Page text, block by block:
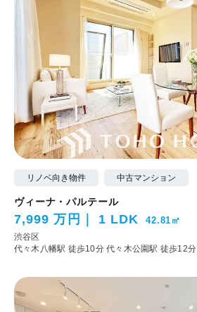
リノベ向き物件 中古マンション
ヴィーナ・パルテール
7,999 万円 1 LDK 42.81㎡
渋谷区
代々木八幡駅 徒歩10分代々木公園駅 徒歩12分